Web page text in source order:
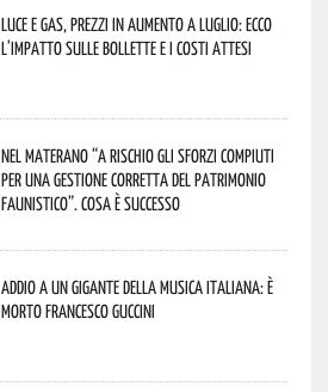
Luce e gas, prezzi in aumento a luglio: ecco
l’impatto sulle bollette e i costi attesi
Nel materano “a rischio gli sforzi compiuti
per una gestione corretta del patrimonio
faunistico”. Cosa è successo
Addio a un gigante della musica italiana: è
morto Francesco Guccini